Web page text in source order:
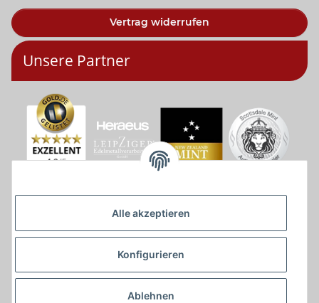
Alle akzeptieren
Konfigurieren
Ablehnen
Vertrag widerrufen
Unsere Partner